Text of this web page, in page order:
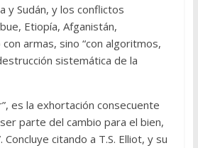
y Sudán, y los conflictos
Etiopía, Afganistán,
armas, sino “con algoritmos,
sistemática de la
es la exhortación consecuente
parte del cambio para el bien,
Concluye citando a T.S. Elliot, y su